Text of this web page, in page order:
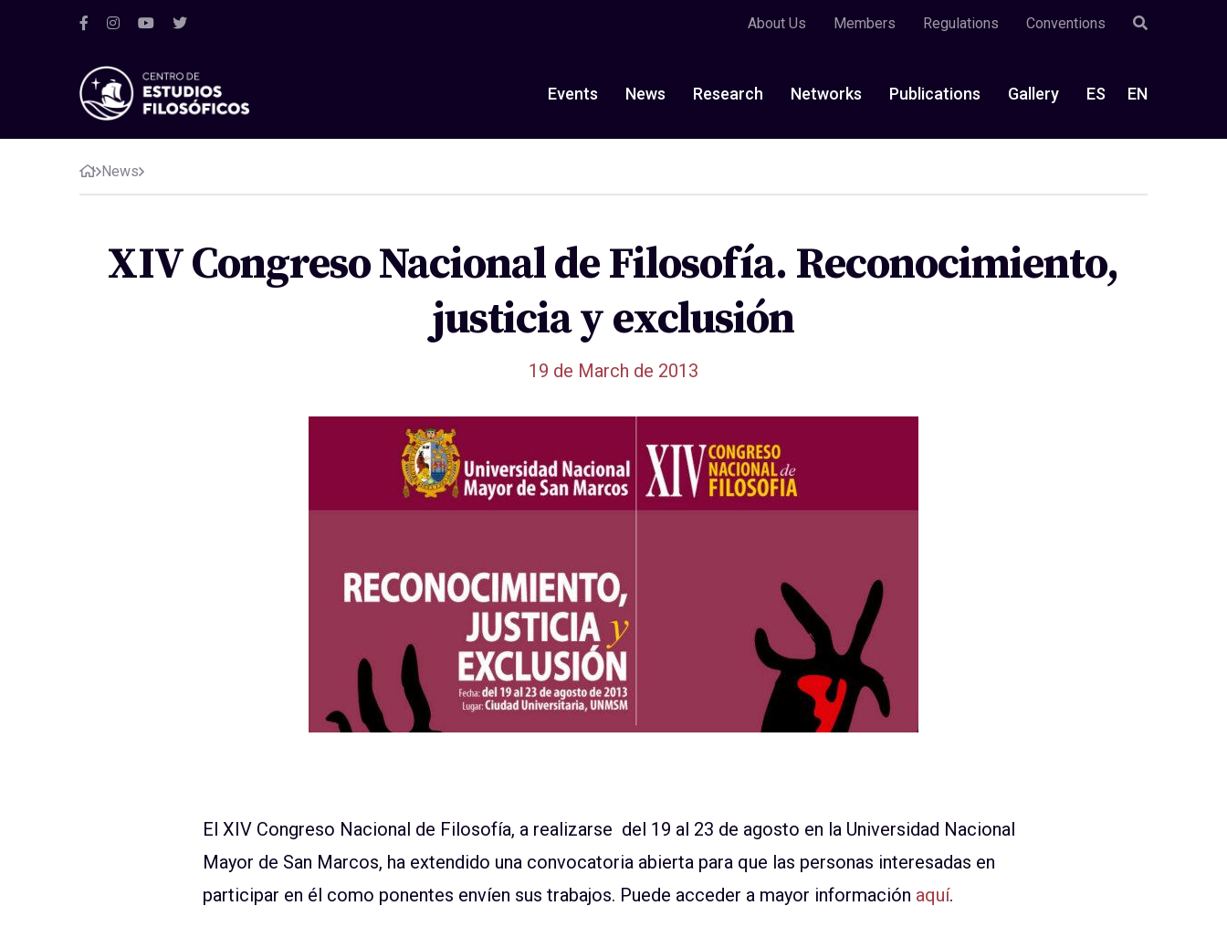
About Us Members Regulations Conventions
Events News Research Networks Publications Gallery ES EN
News
XIV Congreso Nacional de Filosofía. Reconocimiento,
justicia y exclusión
19 de March de 2013
El XIV Congreso Nacional de Filosofía, a realizarse del 19 al 23 de agosto en la Universidad Nacional
Mayor de San Marcos, ha extendido una convocatoria abierta para que las personas interesadas en
participar en él como ponentes envíen sus trabajos. Puede acceder a mayor información aquí.